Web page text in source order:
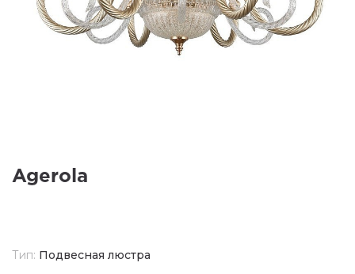
Agerola
Тип: Подвесная люстра